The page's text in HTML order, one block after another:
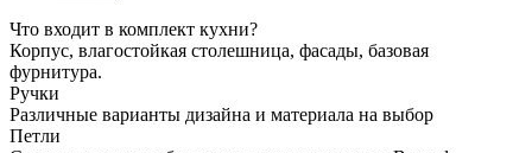
Что входит в комплект кухни?
Корпус, влагостойкая столешница, фасады, базовая
фурнитура.
Ручки
Различные варианты дизайна и материала на выбор
Петли